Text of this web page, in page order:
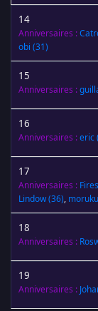
14
Anniversaires :
obi (31)
15
Anniversaires :
16
Anniversaires :eric
17
Anniversaires :
Lindow(36),
18
Anniversaires :
19
Anniversaires :